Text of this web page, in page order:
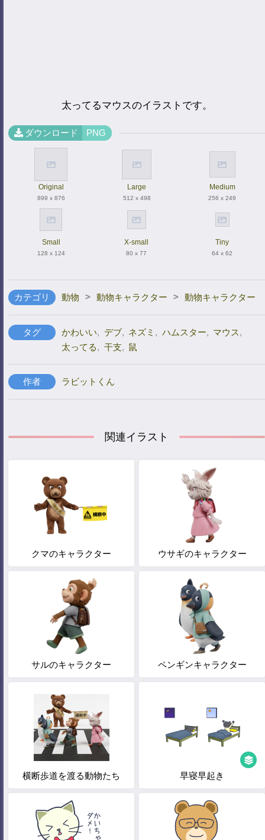
太ってるマウスのイラストです。
ダウンロード PNG
Original
899 x 876
Large
512 x 498
Medium
256 x 249
Small
128 x 124
X-small
80 x 77
Tiny
64 x 62
カテゴリ 動物 > 動物キャラクター > 動物キャラクター
タグ かわいい, デブ, ネズミ , ハムスター, マウス,
太ってる, 干支, 鼠
作者 ラビットくん
関連イラスト
クマのキャラクター ウサギのキャラクター
サルのキャラクター ペンギンキャラクター
横断歩道を渡る動物たち 早寝早起き